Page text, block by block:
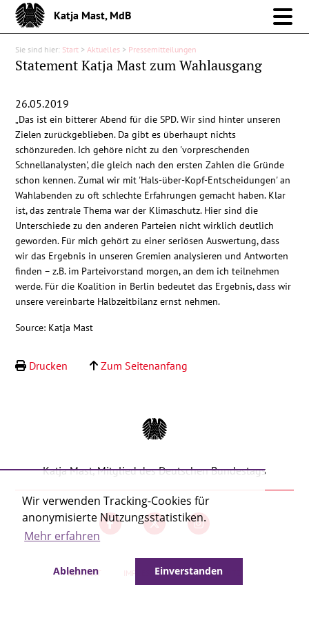
Wir verwenden Tracking-Cookies für
anonymisierte Nutzungsstatistiken.
Mehr erfahren
Ablehnen Einverstanden
Katja Mast, MdB
Meine Arbeit im Bund
Über mich
Aktuelles
Pressemitteilungen
Reden
Debattenbeiträge
Kontakt
Sie sind hier: Start > Aktuelles > Pressemitteilungen
Statement Katja Mast zum Wahlausgang
26.05.2019
„Das ist ein bitterer Abend für die SPD. Wir sind hinter unseren
Zielen zurückgeblieben. Da gibt es überhaupt nichts
schönzureden. Ich gehöre nicht zu den 'vorpreschenden
Schnellanalysten', die gleich nach den ersten Zahlen die Gründe
schon kennen. Zumal wir mit 'Hals-über-Kopf-Entscheidungen' an
Wahlabenden zu oft schlechte Erfahrungen gemacht haben. Klar
ist, das zentrale Thema war der Klimaschutz. Hier sind die
Unterschiede zu den anderen Parteien nicht wirklich deutlich
geworden. Für mich gehört zu einer seriösen Auswertung, dass
wir das Ergebnis in unseren Gremien analysieren und Antworten
finden – z.B. im Parteivorstand morgen, an dem ich teilnehmen
werde. Für die Koalition in Berlin bedeutet das Ergebnis, dass wir
unsere vereinbarte Halbzeitbilanz ernst nehmen.
Source: Katja Mast
Drucken Zum Seitenanfang
Katja Mast, Mitglied des Deutschen Bundestags
KONTAKT IMPRESSUM DATENSCHUTZ